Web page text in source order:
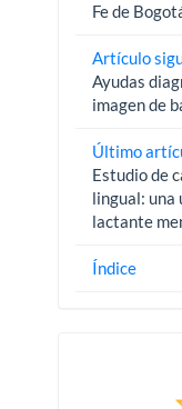
Fe de
Artículo
Ayudas
imagen de
Último
Estudio de
lingual: una
lactante
Índice